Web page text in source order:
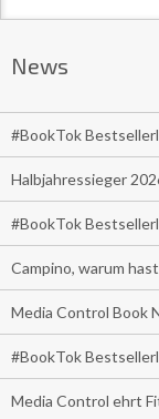
News
#BookTok
Halbjahressieger
#BookTok
Campino, warum
Media Control Book
#BookTok
Media Control ehrt